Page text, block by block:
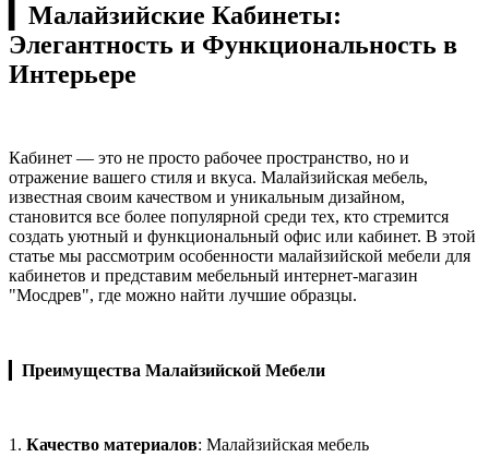
Малайзийские Кабинеты:
Элегантность и Функциональность в
Интерьере
Кабинет — это не просто рабочее пространство, но и
отражение вашего стиля и вкуса. Малайзийская мебель,
известная своим качеством и уникальным дизайном,
становится все более популярной среди тех, кто стремится
создать уютный и функциональный офис или кабинет. В этой
статье мы рассмотрим особенности малайзийской мебели для
кабинетов и представим мебельный интернет-магазин
"Мосдрев", где можно найти лучшие образцы.
Преимущества Малайзийской Мебели
1. Качество материалов: Малайзийская мебель